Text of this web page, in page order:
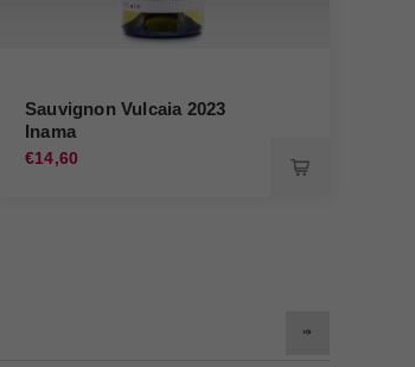
Sauvignon Vulcaia 2023
Inama
€14,60